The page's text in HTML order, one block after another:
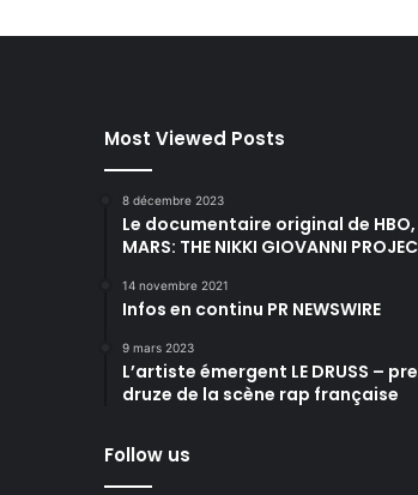
Most Viewed Posts
8 décembre 2023
Le documentaire original de HBO,
MARS: THE NIKKI GIOVANNI
14 novembre 2021
Infos en continu PR NEWSWIRE
9 mars 2023
L’artiste émergent LE DRUSS –
druze de la scène rap française
Follow us